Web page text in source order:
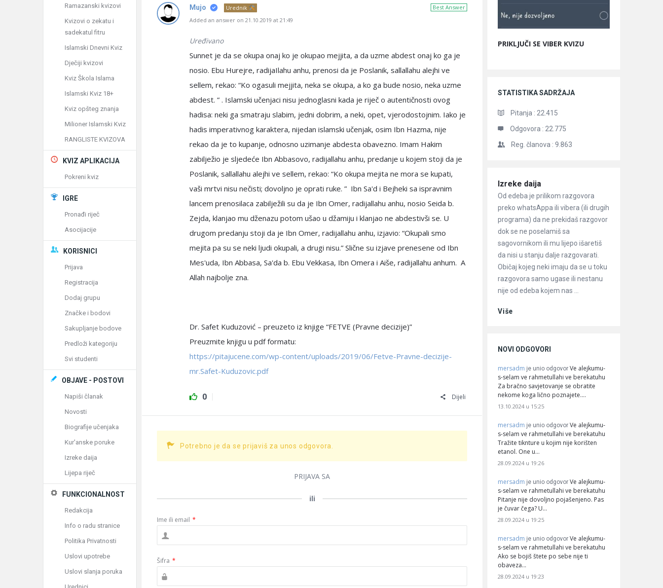
Best Answer
Mujo
Urednik
Added an answer on 21.10.2019 at 21:49
Uređivano
Sunnet je da se okupa onaj ko je okupao mejjita, a da uzme abdest onaj ko ga je
nosio. Ebu Hurejre, radijaIlahu anhu, prenosi da je Poslanik, sallallahu alejhi ve
sellem, rekao: “Ko ogasuli mejjita, neka se okupa, a ko ga bude nosio, neka uzme
abdest. ” . Islamski učenjaci nisu jednoglasni kada je riječ o autentičnosti ovog
hadisa: neki ga smatraju slabim, jedni dobrim, a neki, opet, vjerodostojnim. Iako je
hadis imperativnog karaktera, nijedan islamski učenjak, osim Ibn Hazma, nije
rekao da je to kupanje, odnosno uzimanje abdesta obavezno. Imam Hakim
zabilježio je sljedeće Ibn Abbasovo, radijallahu anhu, predanje u kojem stoji da je
Poslanik, sallallahu alejhi ve sellem, rekao: “Ko okupa mejita ne mora se kupati,
vaši mrtvi nisu nečisti; dovoljno je oprati ruke. ” Ibn Sa'd i Bejheki sa ispravnim
lancem prenosilaca zabilježili su da je Ibn Omer, radijallahu anhu, nosio Seida b.
Zejda, klanjao mu dženazu potom ušao u džamiju i klanjao ne abdestivši se. U
drugom predanju stoji da je Ibn Omer, radijallahu anhu, izjavio: “Okupali smo
mejita pa su se neki ljudi okupali, a drugi nisu.” Slične su izjave prenesene od Ibn
Mes'uda, Ibn Abbasa, Sa'da b. Ebu Vekkasa, Ibn Omera i Aiše, radijallahu anhum. A
Allah najbolje zna.
Dr. Safet Kuduzović – preuzeto iz knjige “FETVE (Pravne decizije)”
Preuzmite knjigu u pdf formatu:
https://pitajucene.com/wp-content/uploads/2019/06/Fetve-Pravne-decizije-
mr.Safet-Kuduzovic.pdf
0 Dijeli
Potrebno je da se prijaviš za unos odgovora.
PRIJAVA SA
ili
Ime ili email *
Šifra *
PRIKLJUČI SE VIBER KVIZU
STATISTIKA SADRŽAJA
Pitanja : 22.415
Odgovora : 22.775
Reg. članova : 9.863
Članci
Izreke daija
Od edeba je prilikom razgovora
preko whatsAppa ili vibera (ili drugih
programa) da ne prekidaš razgovor
dok se ne poselamiš sa
sagovornikom ili mu lijepo išaretiš
da nisi u stanju dalje razgovarati.
Običaj kojeg neki imaju da se u toku
razgovora samo ugase ili nestanu
nije od edeba kojem nas ...
Više
NOVI ODGOVORI
mersadm je unio odgovor Ve alejkumu-
s-selam ve rahmetullahi ve berekatuhu
Za bračno savjetovanje se obratite
nekome koga lično poznajete.…
13.10.2024 u 15:25
mersadm je unio odgovor Ve alejkumu-
s-selam ve rahmetullahi ve berekatuhu
Tražite tiknture u kojim nije korišten
etanol. One u…
28.09.2024 u 19:26
mersadm je unio odgovor Ve alejkumu-
s-selam ve rahmetullahi ve berekatuhu
Pitanje nije dovoljno pojašenjeno. Pas
je čuvar čega? U…
28.09.2024 u 19:25
mersadm je unio odgovor Ve alejkumu-
s-selam ve rahmetullahi ve berekatuhu
Ako se bojiš štete po sebe nije ti
obaveza…
28.09.2024 u 19:23
Ramazanski kvizovi
Kvizovi o zekatu i
sadekatul fitru
Islamski Dnevni Kviz
Dječiji kvizovi
Kviz Škola Islama
Islamski Kviz 18+
Kviz opšteg znanja
Milioner Islamski Kviz
RANGLISTE KVIZOVA
KVIZ APLIKACIJA
Pokreni kviz
IGRE
Pronađi riječ
Asocijacije
KORISNICI
Prijava
Registracija
Dodaj grupu
Značke i bodovi
Sakupljanje bodove
Predloži kategoriju
Svi studenti
OBJAVE - POSTOVI
Napiši članak
Novosti
Biografije učenjaka
Kur'anske poruke
Izreke daija
Lijepa riječ
FUNKCIONALNOST
Redakcija
Info o radu stranice
Politika Privatnosti
Uslovi upotrebe
Uslovi slanja poruka